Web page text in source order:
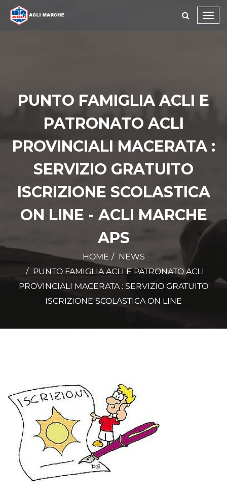
PUNTO FAMIGLIA ACLI E
PATRONATO ACLI
PROVINCIALI MACERATA :
SERVIZIO GRATUITO
ISCRIZIONE SCOLASTICA
ON LINE - ACLI MARCHE
APS
HOME
NEWS
PUNTO FAMIGLIA ACLI E PATRONATO ACLI
PROVINCIALI MACERATA : SERVIZIO GRATUITO
ISCRIZIONE SCOLASTICA ON LINE